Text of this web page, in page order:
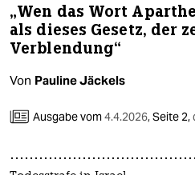
„Wen das Wort
als dieses Gesetz, der
Verblendung“
Von Pauline Jäckels
Ausgabe vom4.4.2026,Seite 2,